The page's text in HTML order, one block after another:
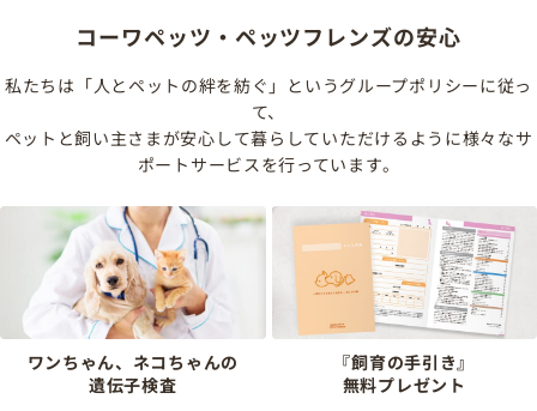
コーワペッツ・ペッツフレンズの安心
私たちは「人とペットの絆を紡ぐ」というグループポリシーに従っ
て、
ペットと飼い主さまが安心して暮らしていただけるように様々なサ
ポートサービスを行っています。
ワンちゃん、ネコちゃんの
遺伝子検査
『飼育の手引き』
無料プレゼント